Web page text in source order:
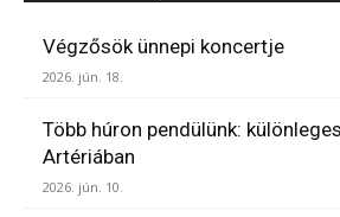
Végzősök ünnepi koncertje
2026. jún. 18.
Több húron pendülünk:
Artériában
2026. jún. 10.